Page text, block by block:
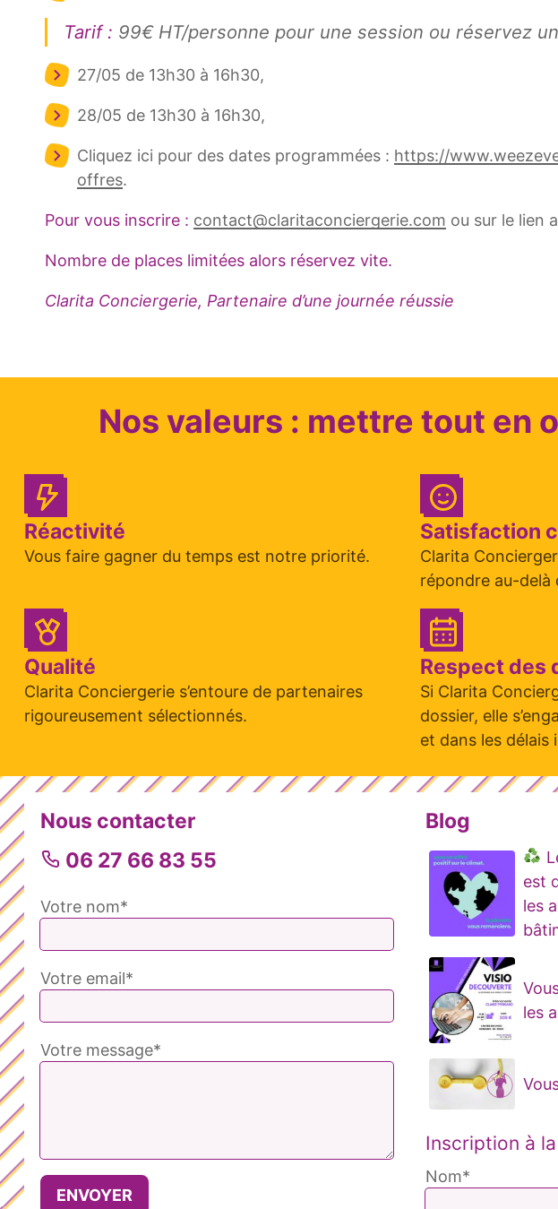
Tarif : 99€ HT/personne pour une session ou réservez
27/05 de 13h30 à 16h30,
28/05 de 13h30 à 16h30,
Cliquez ici pour des dates programmées : https://
offres.
Pour vous inscrire : contact@claritaconciergerie.com ou sur le lien
Nombre de places limitées alors réservez vite.
Clarita Conciergerie, Partenaire d’une journée réussie
Nos valeurs : mettre tout en
Réactivité
Vous faire gagner du temps est notre priorité.
Satisfaction
Clarita
répondre au-delà
Qualité
Clarita Conciergerie s’entoure de partenaires
rigoureusement sélectionnés.
Respect des
Si Clarita
dossier, elle
et dans les délais
Nous contacter
06 27 66 83 55
Votre nom*
Votre email*
Votre message*
Blog
est
les
les
Inscription à
Nom*